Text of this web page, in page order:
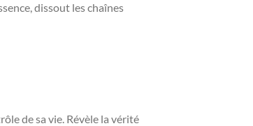
dissout les chaînes
de sa vie. Révèle la vérité